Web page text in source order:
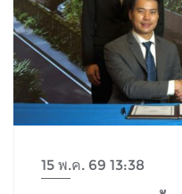
15 พ.ค. 69 13:38